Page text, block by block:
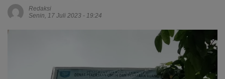
Redaksi
Senin, 17 Juli 2023 - 19:24